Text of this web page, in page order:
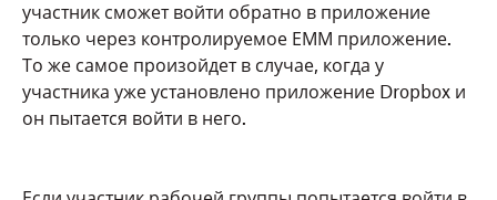
участник сможет войти обратно в приложение
только через контролируемое ЕММ приложение.
То же самое произойдет в случае, когда у
участника уже установлено приложение Dropbox и
он пытается войти в него.